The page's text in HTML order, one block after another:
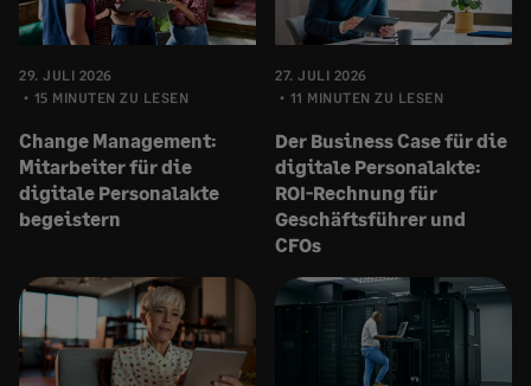
29. JULI 2026
15 MINUTEN ZU LESEN
Change Management:
Mitarbeiter für die
digitale Personalakte
begeistern
27. JULI 2026
11 MINUTEN ZU LESEN
Der Business Case für die
digitale Personalakte:
ROI-Rechnung für
Geschäftsführer und
CFOs